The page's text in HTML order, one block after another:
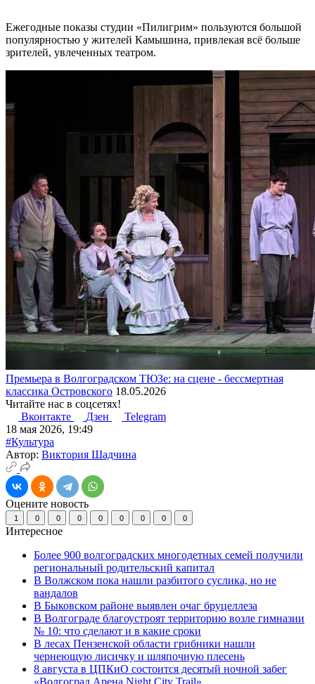
Ежегодные показы студии «Пилигрим» пользуются большой
популярностью у жителей Камышина, привлекая всё больше
зрителей, увлеченных театром.
Премьера в Волгоградском ТЮЗе: на сцене - бессмертная
классика Островского 18.05.2026
Читайте нас в соцсетях!
Вконтакте
Дзен
Telegram
18 мая 2026, 19:49
#Культура
Автор: Виктория Шадчина
Оцените новость
1 0 0 0 0 0 0 0 0
Интересное
Более 900 волгоградских многодетных семей получили
региональный родительский капитал
В Волжском пока нашли разбитого суслика, но не
вандалов
В Быковском районе выявлен очаг бруцеллеза
В Волгограде благоустроят территорию возле гимназии
№ 10: что сделают и в какие сроки
В лесах Пензенской области грибники нашли
чернеющую лисичку и шляпочную плесень
8 августа в ЦПКиО состоится десятый ночной забег
«Волгоград Арена Night City Trail»